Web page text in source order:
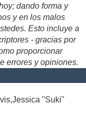
dando forma y
y en los malos
Esto incluye a
- gracias por
proporcionar
errores y opiniones.
"Suki"